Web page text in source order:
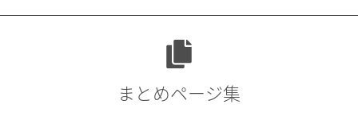
まとめページ集